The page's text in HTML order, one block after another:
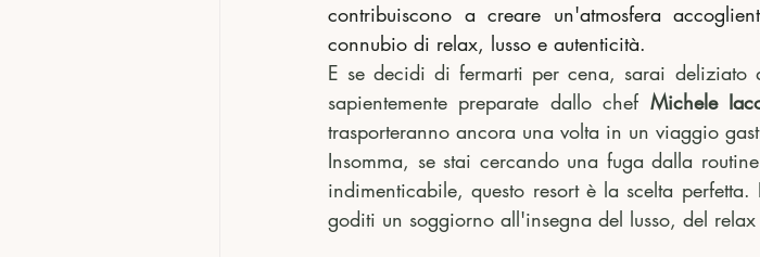
contribuiscono a creare un'atmosfera
connubio di relax, lusso e autenticità.
E se decidi di fermarti per cena, sarai deliziato
sapientemente preparate dallo chef Michele
trasporteranno ancora una volta in un viaggio
Insomma, se stai cercando una fuga dalla
indimenticabile, questo resort è la scelta
goditi un soggiorno all'insegna del lusso, del